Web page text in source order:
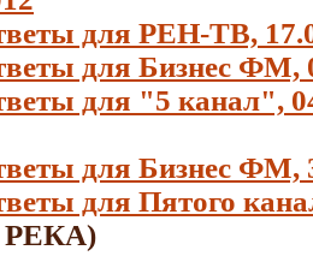
для РЕН-ТВ,
для Бизнес ФМ,
для "5 канал",
для Бизнес ФМ,
для Пятого
РЕКА)